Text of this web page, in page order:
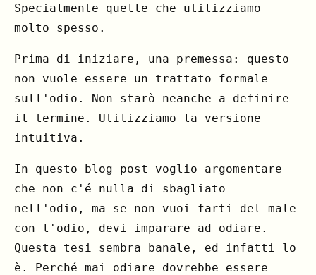
Specialmente quelle che utilizziamo
molto spesso.
Prima di iniziare, una premessa: questo
non vuole essere un trattato formale
sull'odio. Non starò neanche a definire
il termine. Utilizziamo la versione
intuitiva.
In questo blog post voglio argomentare
che non c'é nulla di sbagliato
nell'odio, ma se non vuoi farti del male
con l'odio, devi imparare ad odiare.
Questa tesi sembra banale, ed infatti lo
è. Perché mai odiare dovrebbe essere